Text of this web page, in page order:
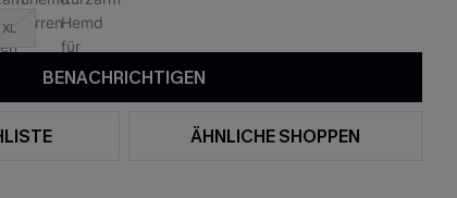
XL
BENACHRICHTIGEN
ÄHNLICHE SHOPPEN